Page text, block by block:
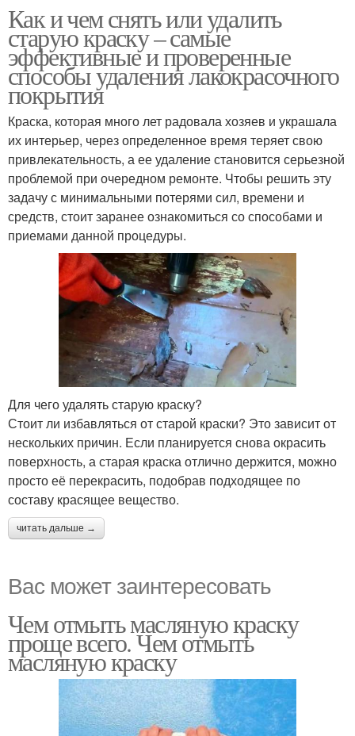
Как и чем снять или удалить
старую краску – самые
эффективные и проверенные
способы удаления лакокрасочного
покрытия
Краска, которая много лет радовала хозяев и украшала
их интерьер, через определенное время теряет свою
привлекательность, а ее удаление становится серьезной
проблемой при очередном ремонте. Чтобы решить эту
задачу с минимальными потерями сил, времени и
средств, стоит заранее ознакомиться со способами и
приемами данной процедуры.
Для чего удалять старую краску?
Стоит ли избавляться от старой краски? Это зависит от
нескольких причин. Если планируется снова окрасить
поверхность, а старая краска отлично держится, можно
просто её перекрасить, подобрав подходящее по
составу красящее вещество.
читать дальше →
Вас может заинтересовать
Чем отмыть масляную краску
проще всего. Чем отмыть
масляную краску